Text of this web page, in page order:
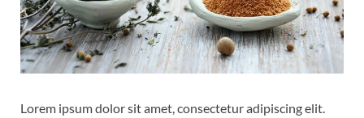
Lorem ipsum dolor sit amet, consectetur adipiscing elit.